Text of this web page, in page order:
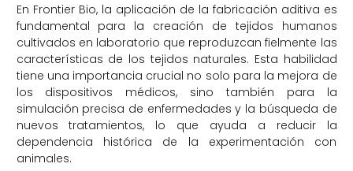
En Frontier Bio, la aplicación de la fabricación aditiva es
fundamental para la creación de tejidos humanos
cultivados en laboratorio que reproduzcan fielmente las
características de los tejidos naturales. Esta habilidad
tiene una importancia crucial no solo para la mejora de
los dispositivos médicos, sino también para la
simulación precisa de enfermedades y la búsqueda de
nuevos tratamientos, lo que ayuda a reducir la
dependencia histórica de la experimentación con
animales.